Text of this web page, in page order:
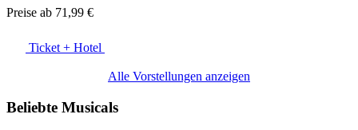
Preise ab 71,99 €
Ticket + Hotel
Alle Vorstellungen anzeigen
Beliebte Musicals